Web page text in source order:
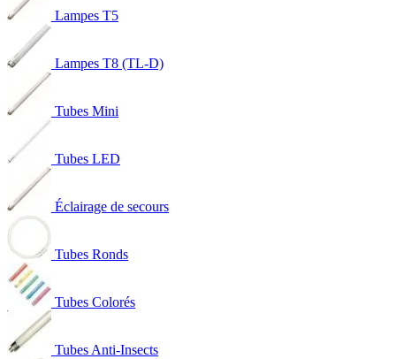
Lampes T5
Lampes T8 (TL-D)
Tubes Mini
Tubes LED
Éclairage de secours
Tubes Ronds
Tubes Colorés
Tubes Anti-Insects